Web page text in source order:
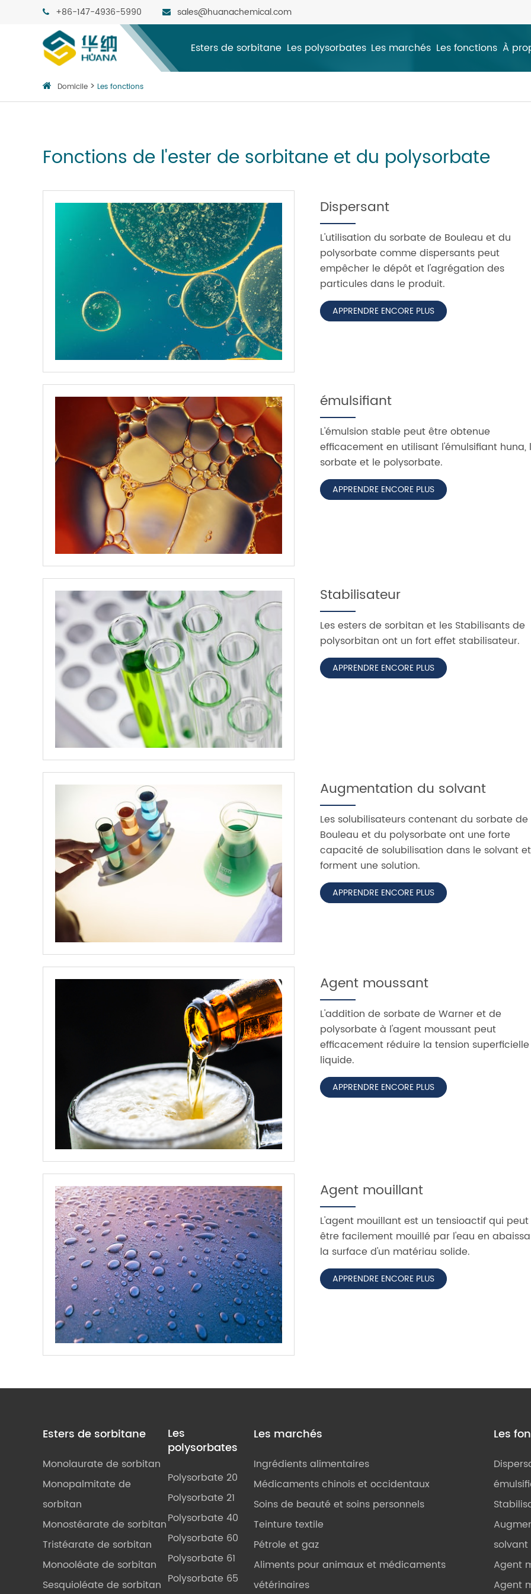
+86-147-4936-5990 sales@huanachemical.com
Esters de sorbitane Les polysorbates Les marchés Les fonctions À
Domicile Les fonctions
Fonctions de l'ester de sorbitane et du polysorbate
Dispersant
L'utilisation du sorbate de Bouleau et du
polysorbate comme dispersants peut
empêcher le dépôt et l'agrégation des
particules dans le produit.
APPRENDRE ENCORE PLUS
émulsifiant
L'émulsion stable peut être obtenue
efficacement en utilisant l'émulsifiant huna,
sorbate et le polysorbate.
APPRENDRE ENCORE PLUS
Stabilisateur
Les esters de sorbitan et les Stabilisants de
polysorbitan ont un fort effet stabilisateur.
APPRENDRE ENCORE PLUS
Augmentation du solvant
Les solubilisateurs contenant du sorbate de
Bouleau et du polysorbate ont une forte
capacité de solubilisation dans le solvant et
forment une solution.
APPRENDRE ENCORE PLUS
Agent moussant
L'addition de sorbate de Warner et de
polysorbate à l'agent moussant peut
efficacement réduire la tension
liquide.
APPRENDRE ENCORE PLUS
Agent mouillant
L'agent mouillant est un tensioactif qui peut
être facilement mouillé par l'eau en
la surface d'un matériau solide.
APPRENDRE ENCORE PLUS
Esters de sorbitane
Monolaurate de sorbitan
Monopalmitate de
sorbitan
Monostéarate de sorbitan
Tristéarate de sorbitan
Monooléate de sorbitan
Sesquioléate de sorbitan
Les
polysorbates
Polysorbate 20
Polysorbate 21
Polysorbate 40
Polysorbate 60
Polysorbate 61
Polysorbate 65
Les marchés
Ingrédients alimentaires
Médicaments chinois et occidentaux
Soins de beauté et soins personnels
Teinture textile
Pétrole et gaz
Aliments pour animaux et médicaments
vétérinaires
Les
solvant
Agent
Agent